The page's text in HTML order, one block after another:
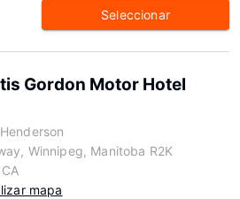
Seleccionar
Gordon Motor Hotel
Winnipeg, Manitoba R2K
mapa